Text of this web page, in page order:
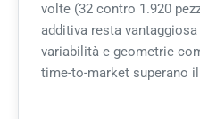
volte (32 contro 1.920
additiva resta
variabilità e geometrie
time-to-market superano